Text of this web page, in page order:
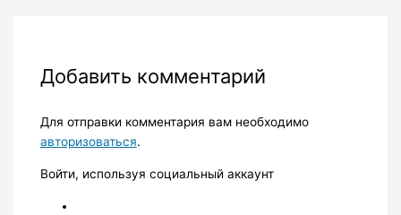
Добавить комментарий
Для отправки комментария вам необходимо
авторизоваться.
Войти, используя социальный аккаунт